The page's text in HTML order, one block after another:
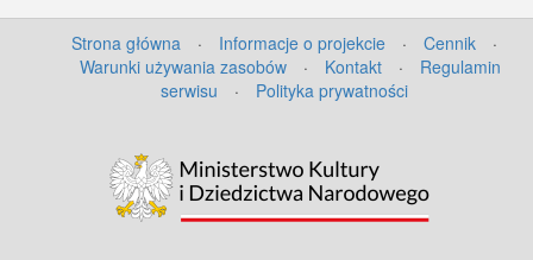
Strona główna · Informacje o projekcie · Cennik
·
Warunki używania zasobów
· Kontakt ·
Regulamin
serwisu
· Polityka prywatności